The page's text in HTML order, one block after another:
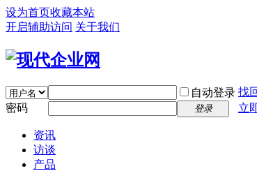
设为首页收藏本站
开启辅助访问 关于我们
自动登录 找
密码
登录 立
资讯
访谈
产品